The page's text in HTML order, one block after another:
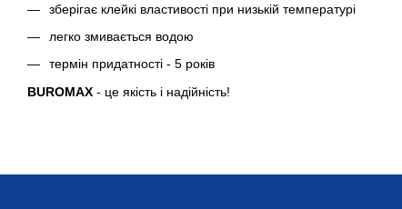
зберігає клейкі властивості при низькій температурі
легко змивається водою
термін придатності - 5 років
BUROMAX - це якість і надійність!